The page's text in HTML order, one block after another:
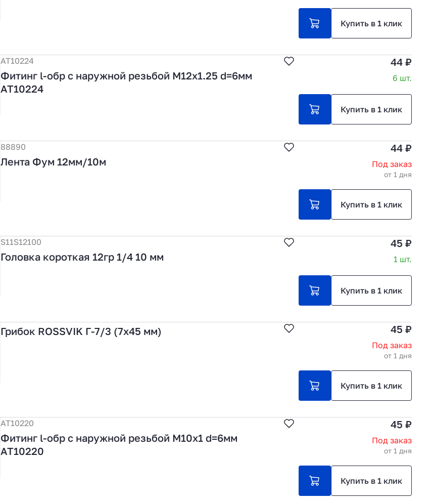
Купить в 1 клик
АТ10224
Фитинг l-обр с наружной резьбой М12х1.25 d=6мм
АТ10224
44 ₽
6 шт.
Купить в 1 клик
88890
Лента Фум 12мм/10м
44 ₽
Под заказ
от 1 дня
Купить в 1 клик
S11S12100
Головка короткая 12гр 1/4 10 мм
45 ₽
1 шт.
Купить в 1 клик
Грибок ROSSVIK Г-7/3 (7х45 мм) 45 ₽
Под заказ
от 1 дня
Купить в 1 клик
АТ10220
Фитинг l-обр с наружной резьбой М10х1 d=6мм
АТ10220
45 ₽
Под заказ
от 1 дня
Купить в 1 клик